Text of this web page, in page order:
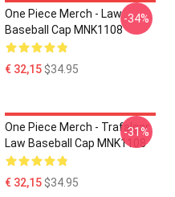
One Piece Merch - Law
Baseball Cap MNK1108
€ 32,15$34.95
-34%
One Piece Merch - Trafalgar
Law Baseball Cap MNK1108
€ 32,15$34.95
-31%